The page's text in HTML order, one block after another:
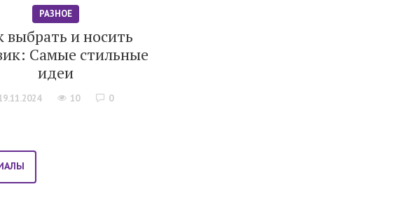
РАЗНОЕ
выбрать и носить
Самые стильные
идеи
10 0